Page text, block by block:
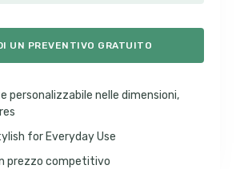
UN PREVENTIVO GRATUITO
personalizzabile nelle dimensioni,
for Everyday Use
prezzo competitivo